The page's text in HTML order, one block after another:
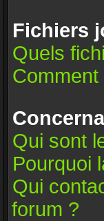
Fichiers
Quels
Qui sont
Pourquoi
Qui
forum ?